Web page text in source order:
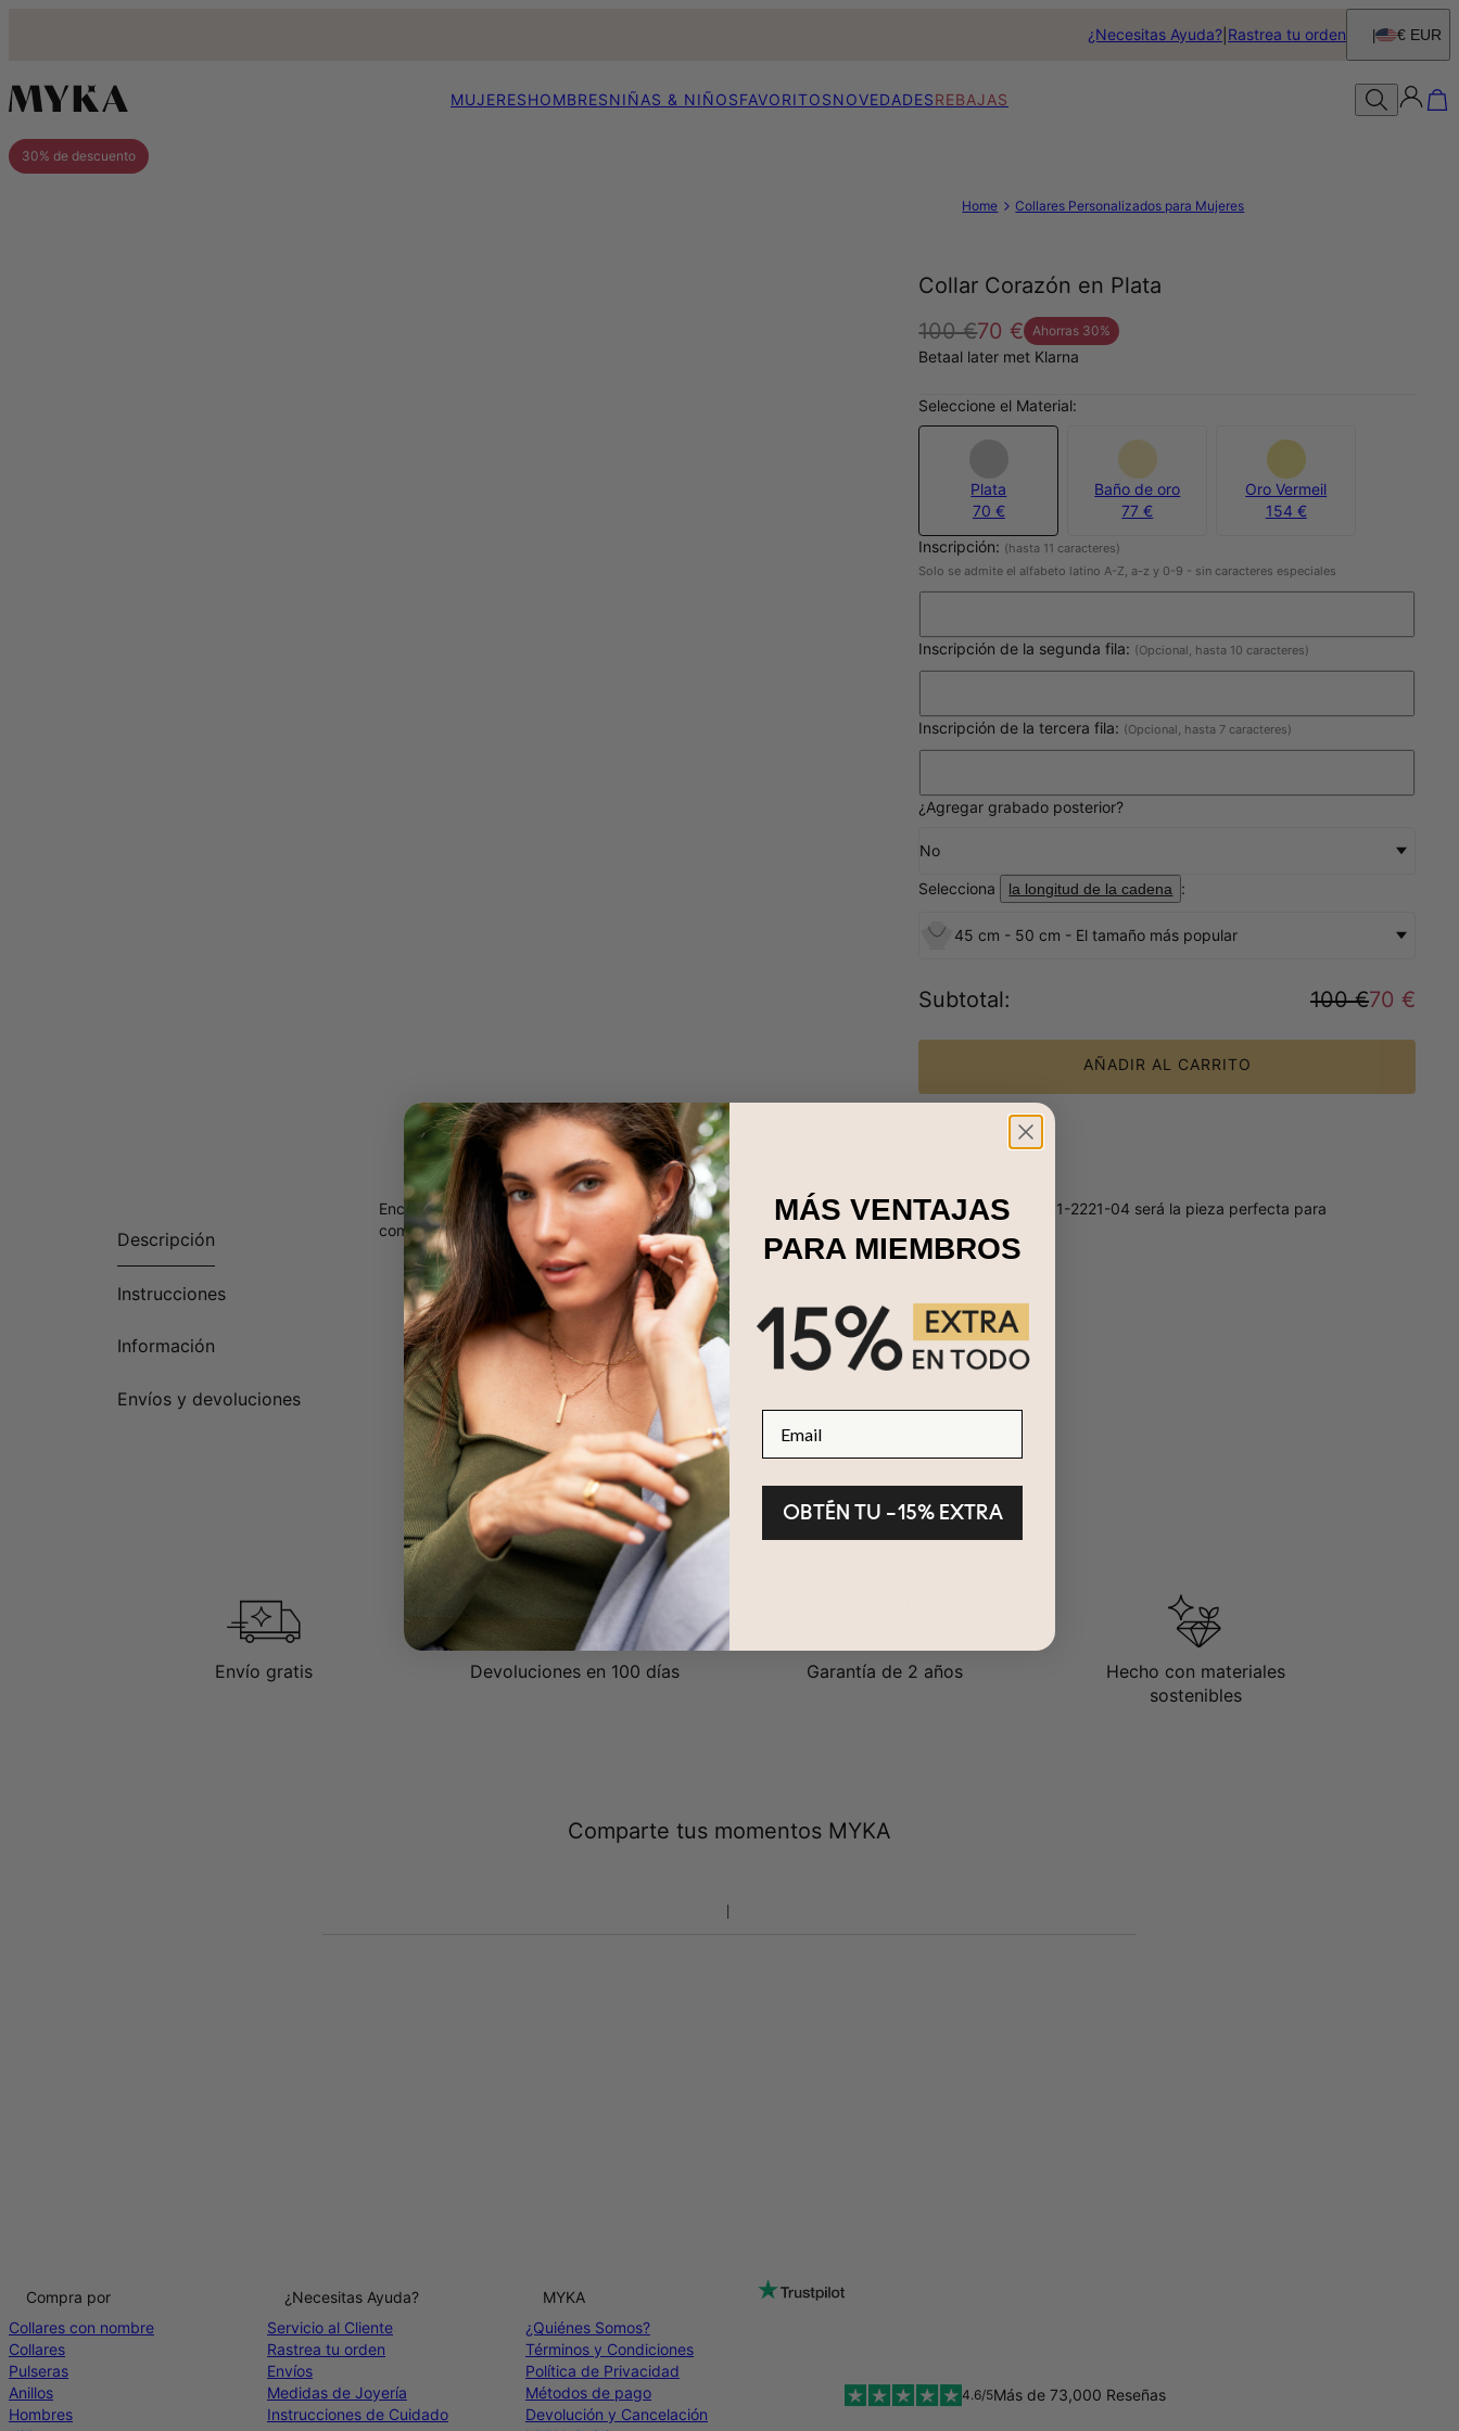
¿Necesitas Ayuda? Rastrea tu orden € EUR
MUJERESHOMBRESNIÑAS & NIÑOSFAVORITOSNOVEDADESREBAJAS
30% de descuento
Home Collares Personalizados para Mujeres
Collar Corazón en Plata
100 €70 € Ahorras 30%
Betaal later met Klarna
Seleccione el Material:
Plata
70 €
Baño de oro
77 €
Oro Vermeil
154 €
Inscripción: (hasta 11 caracteres)
Solo se admite el alfabeto latino A-Z, a-z y 0-9 - sin caracteres especiales
Inscripción de la segunda fila: (Opcional, hasta 10 caracteres)
Inscripción de la tercera fila: (Opcional, hasta 7 caracteres)
¿Agregar grabado posterior?
No
Selecciona la longitud de la cadena :
45 cm - 50 cm - El tamaño más popular
Subtotal: 100 €70 €
AÑADIR AL CARRITO
Descripción
Instrucciones
Información
Envíos y devoluciones
Encuentra el collar perfecto para darte un pequeño gusto a ti o a un ser querido. Nuestro 110-01-2221-04 será la pieza perfecta para
completar tu atuendo.
Envío gratis Devoluciones en 100 días Garantía de 2 años
Hecho con materiales
sostenibles
Comparte tus momentos MYKA
Compra por
Collares con nombre
Collares
Pulseras
Anillos
Hombres
¿Necesitas Ayuda?
Servicio al Cliente
Rastrea tu orden
Envíos
Medidas de Joyería
Instrucciones de Cuidado
MYKA
¿Quiénes Somos?
Términos y Condiciones
Política de Privacidad
Métodos de pago
Devolución y Cancelación
4.6/5Más de 73,000 Reseñas
MÁS VENTAJAS
PARA MIEMBROS
OBTÉN TU –15% EXTRA